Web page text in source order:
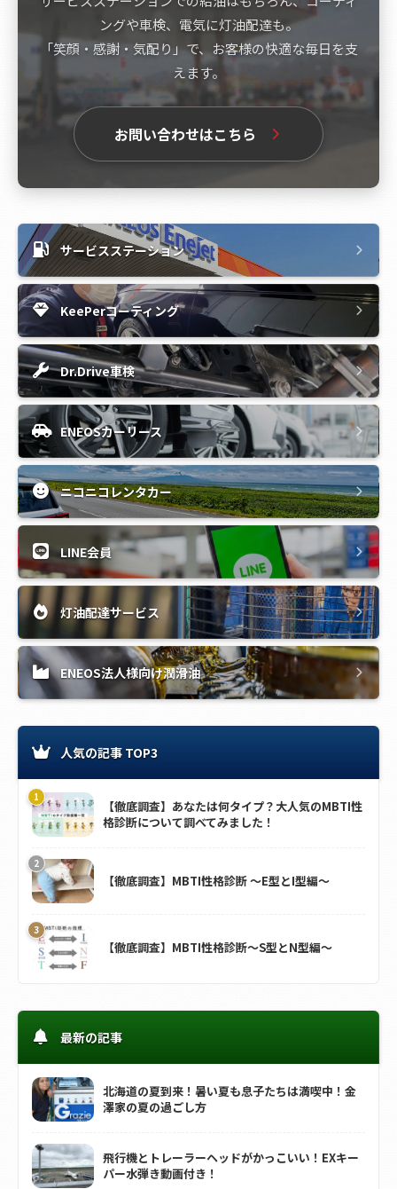
ングや車検、電気に灯油配達も。
「笑顔・感謝・気配り」で、お客様の快適な毎日を支
えます。
お問い合わせはこちら
サービスステーション
KeePerコーティング
Dr.Drive車検
ENEOSカーリース
ニコニコレンタカー
LINE会員
灯油配達サービス
ENEOS法人様向け潤滑油
人気の記事 TOP3
【徹底調査】あなたは何タイプ？大人気のMBTI性
格診断について調べてみました！
【徹底調査】MBTI性格診断 ～E型とI型編～
【徹底調査】MBTI性格診断～S型とN型編～
最新の記事
北海道の夏到来！暑い夏も息子たちは満喫中！金
澤家の夏の過ごし方
飛行機とトレーラーヘッドがかっこいい！EXキー
パー水弾き動画付き！